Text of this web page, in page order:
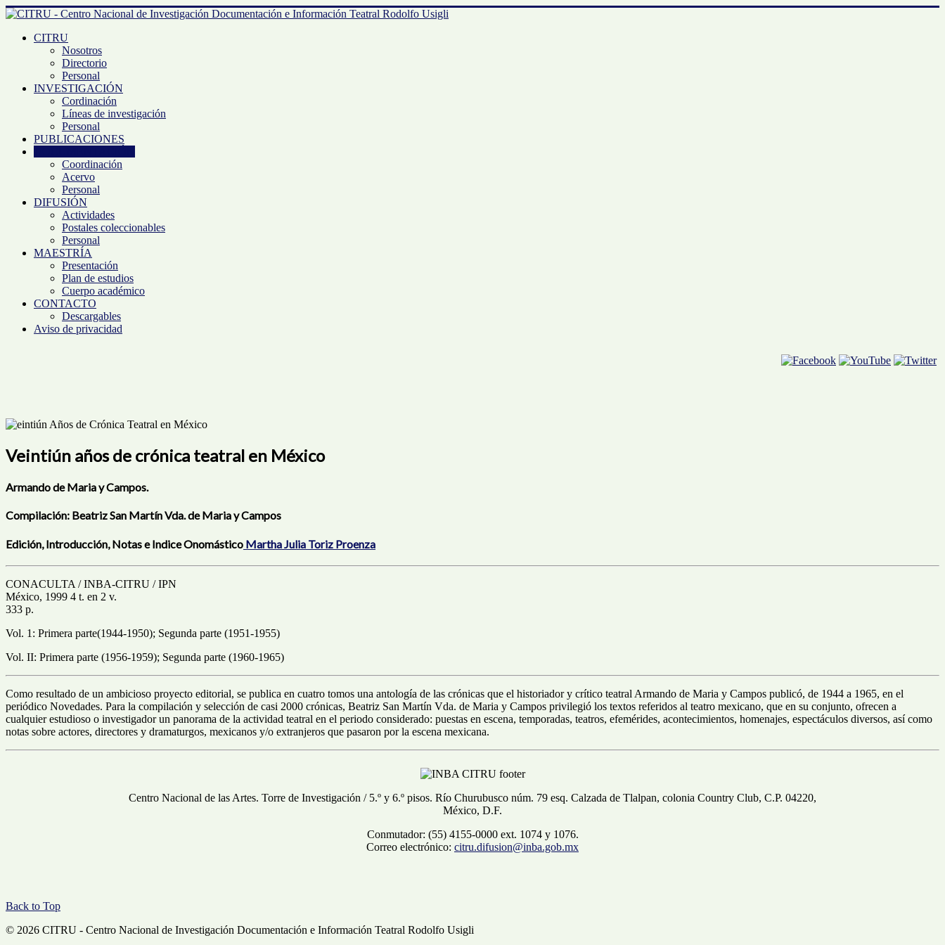
CITRU
Nosotros
Directorio
Personal
INVESTIGACIÓN
Cordinación
Líneas de investigación
Personal
PUBLICACIONES
Coordinación
Acervo
Personal
DIFUSIÓN
Actividades
Postales coleccionables
Personal
MAESTRÍA
Presentación
Plan de estudios
Cuerpo académico
CONTACTO
Descargables
Aviso de privacidad
Veintiún años de crónica teatral en México
Armando de Maria y Campos.
Compilación: Beatriz San Martín Vda. de Maria y Campos
Edición, Introducción, Notas e Indice Onomástico Martha Julia Toriz Proenza
CONACULTA / INBA-CITRU / IPN
México, 1999 4 t. en 2 v.
333 p.
Vol. 1: Primera parte(1944-1950); Segunda parte (1951-1955)
Vol. II: Primera parte (1956-1959); Segunda parte (1960-1965)
Como resultado de un ambicioso proyecto editorial, se publica en cuatro tomos una antología de las crónicas que el historiador y crítico teatral Armando de Maria y Campos publicó, de 1944 a 1965, en el
periódico Novedades. Para la compilación y selección de casi 2000 crónicas, Beatriz San Martín Vda. de Maria y Campos privilegió los textos referidos al teatro mexicano, que en su conjunto, ofrecen a
cualquier estudioso o investigador un panorama de la actividad teatral en el periodo considerado: puestas en escena, temporadas, teatros, efemérides, acontecimientos, homenajes, espectáculos diversos, así como
notas sobre actores, directores y dramaturgos, mexicanos y/o extranjeros que pasaron por la escena mexicana.
Centro Nacional de las Artes. Torre de Investigación / 5.º y 6.º pisos. Río Churubusco núm. 79 esq. Calzada de Tlalpan, colonia Country Club, C.P. 04220,
México, D.F.
Conmutador: (55) 4155-0000 ext. 1074 y 1076.
Correo electrónico: citru.difusion@inba.gob.mx
Back to Top
© 2026 CITRU - Centro Nacional de Investigación Documentación e Información Teatral Rodolfo Usigli